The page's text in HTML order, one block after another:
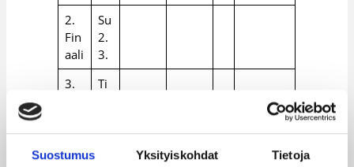
Suostumus Yksityiskohdat Tietoja
2.
Fin
aali
Su
2.
3.
3.
Ti